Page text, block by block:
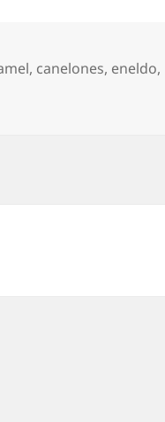
, canelones, eneldo,